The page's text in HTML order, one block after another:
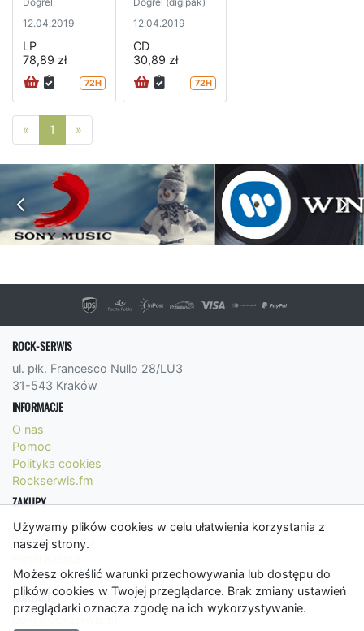
Używamy plików cookies w celu ułatwienia korzystania z
naszej strony.
Możesz określić warunki przechowywania lub dostępu do
plików cookies w Twojej przeglądarce. Brak zmiany ustawień
przeglądarki oznacza zgodę na ich wykorzystywanie.
12.04.2019
LP
78,89 zł
72H
12.04.2019
CD
30,89 zł
72H
« Poprzednia strona
1 »
ROCK-SERWIS
ul. płk. Francesco Nullo 28/LU3
31-543 Kraków
INFORMACJE
O nas
Pomoc
Polityka cookies
Rockserwis.fm
ZAKUPY
Formy płatności
Koszty wysyłki
Regulamin
KONTAKT
bok@rockserwis.pl